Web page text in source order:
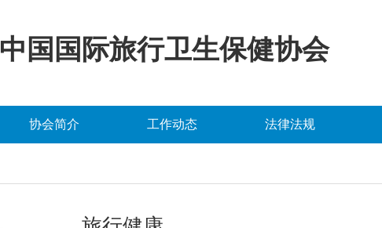
中国国际旅行卫生保健协会
协会简介 工作动态 法律法规